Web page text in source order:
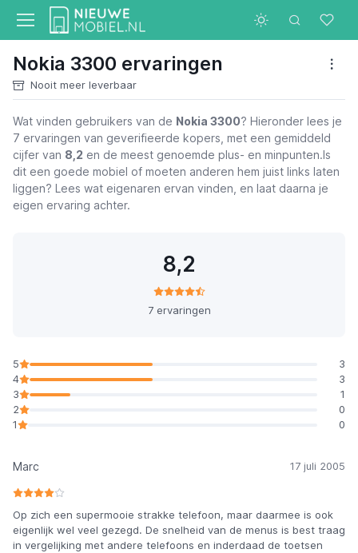
Nokia 3300 ervaringen
Nooit meer leverbaar
Wat vinden gebruikers van de Nokia 3300? Hieronder lees je
7 ervaringen van geverifieerde kopers, met een gemiddeld
cijfer van 8,2 en de meest genoemde plus- en minpunten.Is
dit een goede mobiel of moeten anderen hem juist links laten
liggen? Lees wat eigenaren ervan vinden, en laat daarna je
eigen ervaring achter.
8,2
7 ervaringen
5
3
4
3
3
1
2
0
1
0
Marc 17 juli 2005
Op zich een supermooie strakke telefoon, maar daarmee is ook
eigenlijk wel veel gezegd. De snelheid van de menus is best traag
in vergelijking met andere telefoons en inderdaad de toetsen